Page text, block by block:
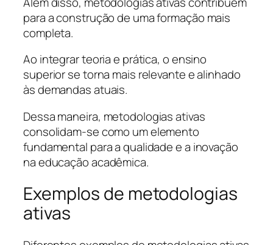
para a construção de uma formação mais
completa.
Ao integrar teoria e prática, o ensino
superior se torna mais relevante e alinhado
às demandas atuais.
Dessa maneira, metodologias ativas
consolidam-se como um elemento
fundamental para a qualidade e a inovação
na educação acadêmica.
Exemplos de metodologias
ativas